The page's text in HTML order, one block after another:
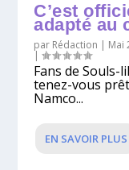
C’est
adapté au
par Rédaction | Mai
|
Fans de Souls-
tenez-vous
Namco...
EN SAVOIR PLUS